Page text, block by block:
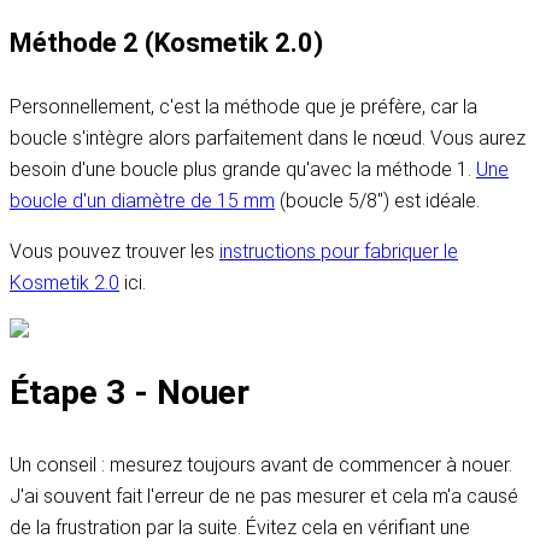
Méthode 2 (Kosmetik 2.0)
Personnellement, c'est la méthode que je préfère, car la
boucle s'intègre alors parfaitement dans le nœud. Vous aurez
besoin d'une boucle plus grande qu'avec la méthode 1. Une
boucle d'un diamètre de 15 mm (boucle 5/8") est idéale.
Vous pouvez trouver les instructions pour fabriquer le
Kosmetik 2.0 ici.
Étape 3 - Nouer
Un conseil : mesurez toujours avant de commencer à nouer.
J'ai souvent fait l'erreur de ne pas mesurer et cela m'a causé
de la frustration par la suite. Évitez cela en vérifiant une